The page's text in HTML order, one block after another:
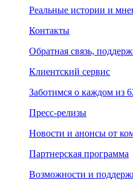
Реальные истории и
Контакты
Обратная связь,
Клиентский сервис
Заботимся о каждом из
Пресс-релизы
Новости и анонсы от
Партнерская программа
Возможности и